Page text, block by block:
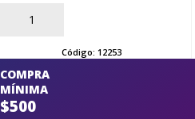
AÑADIR
Código: 12253
COMPRA
MÍNIMA
$500